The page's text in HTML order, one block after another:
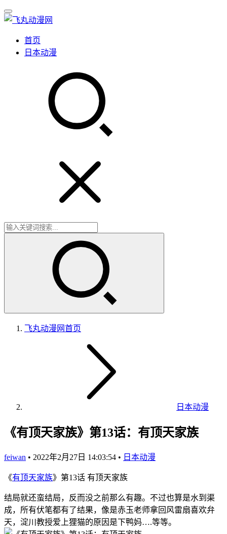
首页
日本动漫
飞丸动漫网首页
日本动漫
《有顶天家族》第13话：有顶天家族
feiwan • 2022年2月27日 14:03:54 • 日本动漫
《有顶天家族》第13话 有顶天家族
结局就还蛮结局，反而没之前那么有趣。不过也算是水到渠
成，所有伏笔都有了结果，像是赤玉老师拿回风雷扇喜欢弁
天，淀川教授爱上狸猫的原因是下鸭妈….等等。